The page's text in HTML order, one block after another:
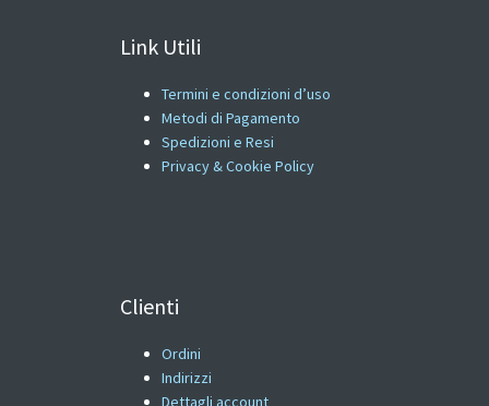
Link Utili
Termini e condizioni d’uso
Metodi di Pagamento
Spedizioni e Resi
Privacy & Cookie Policy
Clienti
Ordini
Indirizzi
Dettagli account